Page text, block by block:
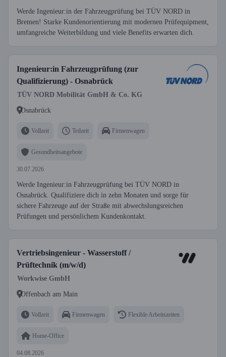
Werde Ingenieur:in der Fahrzeugprüfung bei TÜV NORD in
Bremen! Starke Kundenorientierung mit modernen Prüfequipment,
umfangreiche Weiterbildung und viele Benefits erwarten dich.
Ingenieur:in Fahrzeugprüfung (zur
Qualifizierung) - Osnabrück
TÜV NORD Mobilität GmbH & Co. KG
Osnabrück
Vollzeit Teilzeit Firmenwagen
Gesundheitsangebote
30.07.2026
Werde Ingenieur:in Fahrzeugprüfung bei TÜV NORD in
Osnabrück. Qualifiziere dich in zehn Monaten und sorge für
sichere Fahrzeuge auf der Straße mit abwechslungsreichen
Prüfungen und persönlichem Kundenkontakt.
Vertriebsingenieur - Wasserstoff /
Prüftechnik (m/w/d)
Workwise GmbH
Offenbach am Main
Vollzeit Firmenwagen Flexible Arbeitszeiten
Home-Office
04.08.2026